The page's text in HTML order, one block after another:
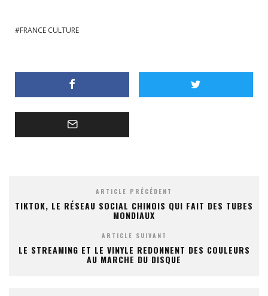
FRANCE CULTURE
ARTICLE PRÉCÉDENT
TIKTOK, LE RÉSEAU SOCIAL CHINOIS QUI FAIT DES TUBES
MONDIAUX
ARTICLE SUIVANT
LE STREAMING ET LE VINYLE REDONNENT DES COULEURS
AU MARCHE DU DISQUE